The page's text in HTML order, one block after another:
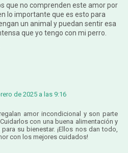
que no comprenden este amor por
lo importante que es esto para
un animal y puedan sentir esa
que yo tengo con mi perro.
de 2025 a las 9:16
amor incondicional y son parte
con una buena alimentación y
su bienestar. ¡Ellos nos dan todo,
con los mejores cuidados!